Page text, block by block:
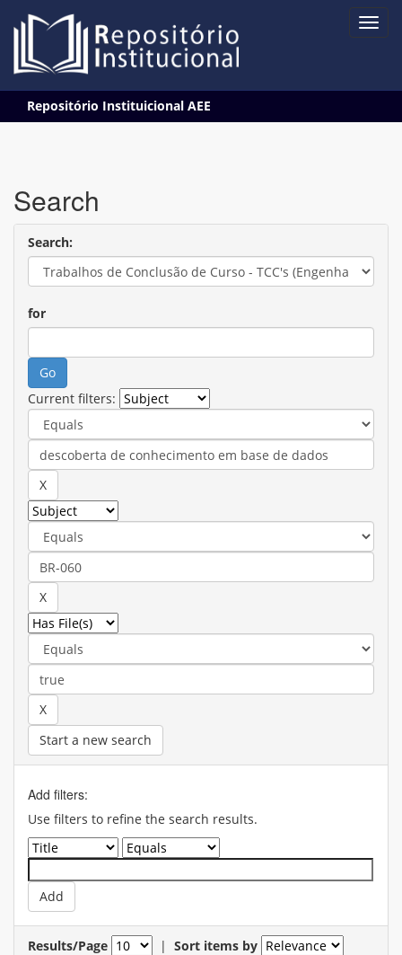
navigation
Repositório Instituicional AEE
Search
Search:
for
Current filters:
Start a new search
Add filters:
Use filters to refine the search results.
Results/Page | Sort items by